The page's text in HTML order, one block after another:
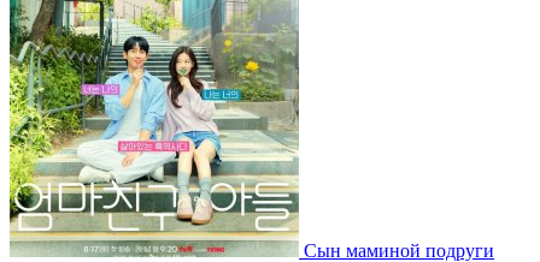
Сын маминой подруги